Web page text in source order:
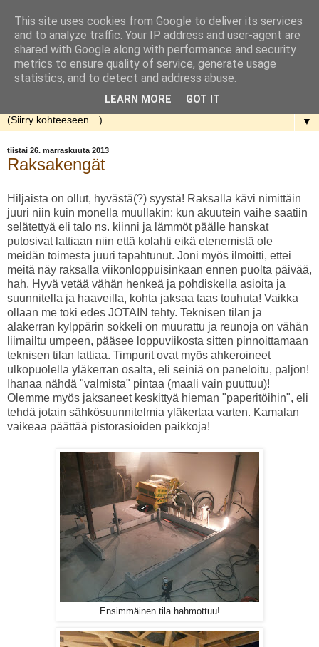
Rakennellen
Nuorenparin taival talon rakentamisen parissa. Aloitusaika
kevät 2013.
▼
tiistai 26. marraskuuta 2013
Raksakengät
Hiljaista on ollut, hyvästä(?) syystä! Raksalla kävi nimittäin
juuri niin kuin monella muullakin: kun akuutein vaihe saatiin
selätettyä eli talo ns. kiinni ja lämmöt päälle hanskat
putosivat lattiaan niin että kolahti eikä etenemistä ole
meidän toimesta juuri tapahtunut. Joni myös ilmoitti, ettei
meitä näy raksalla viikonloppuisinkaan ennen puolta päivää,
hah. Hyvä vetää vähän henkeä ja pohdiskella asioita ja
suunnitella ja haaveilla, kohta jaksaa taas touhuta! Vaikka
ollaan me toki edes JOTAIN tehty. Teknisen tilan ja
alakerran kylppärin sokkeli on muurattu ja reunoja on vähän
liimailtu umpeen, pääsee loppuviikosta sitten pinnoittamaan
teknisen tilan lattiaa. Timpurit ovat myös ahkeroineet
ulkopuolella yläkerran osalta, eli seiniä on paneloitu, paljon!
Ihanaa nähdä "valmista" pintaa (maali vain puuttuu)!
Olemme myös jaksaneet keskittyä hieman "paperitöihin", eli
tehdä jotain sähkösuunnitelmia yläkertaa varten. Kamalan
vaikeaa päättää pistorasioiden paikkoja!
Ensimmäinen tila hahmottuu!
This site uses cookies from Google to deliver its services
and to analyze traffic. Your IP address and user-agent are
shared with Google along with performance and security
metrics to ensure quality of service, generate usage
statistics, and to detect and address abuse.
LEARN MORE GOT IT